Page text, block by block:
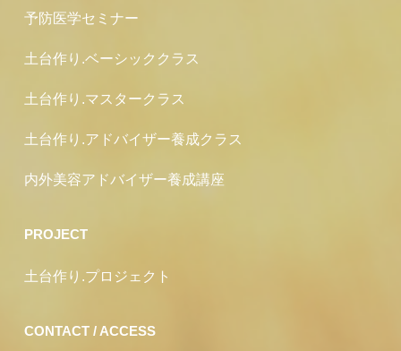
予防医学セミナー
土台作り.ベーシッククラス
土台作り.マスタークラス
土台作り.アドバイザー養成クラス
内外美容アドバイザー養成講座
PROJECT
土台作り.プロジェクト
CONTACT / ACCESS